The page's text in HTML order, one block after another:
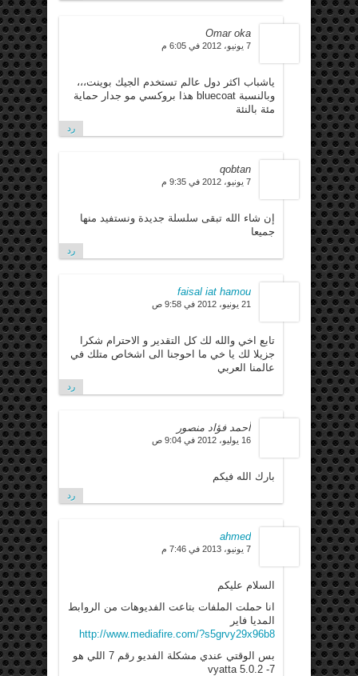
Omar oka
7 يونيو، 2012 في 6:05 م
ياشباب اكثر دول عالم تستخدم الجيك بوينت،،،
وبالنسبة bluecoat هذا بروكسي مو جدار حماية
مئة بالنئة
رد
qobtan
7 يونيو، 2012 في 9:35 م
إن شاء الله تبقى سلسلة جديدة ونستفيد منها
جميعا
رد
faisal iat hamou
21 يونيو، 2012 في 9:58 ص
تابع اخي والله لك كل التقدير و الاحترام شكرا
جزيلا لك يا خي ما احوجنا الى اشخاص متلك في
عالمنا العربي
رد
أحمد فؤاد منصور
16 يوليو، 2012 في 9:04 ص
بارك الله فيكم
رد
ahmed
7 يونيو، 2013 في 7:46 م
السلام عليكم
انا حملت الملفات بتاعت الفديوهات من الروابط
المديا فاير
http://www.mediafire.com/?s5grvy29x96b8
بس الوقتي عندي مشكلة الفديو رقم 7 اللي هو
7- vyatta 5.0.2